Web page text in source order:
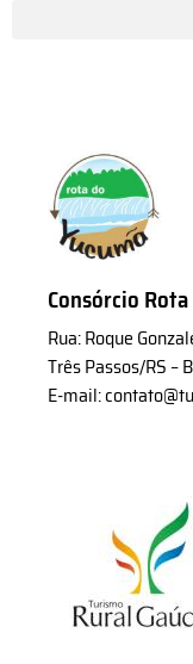
Consórcio
Rua: Roque
Três Passos/RS
E-mail: